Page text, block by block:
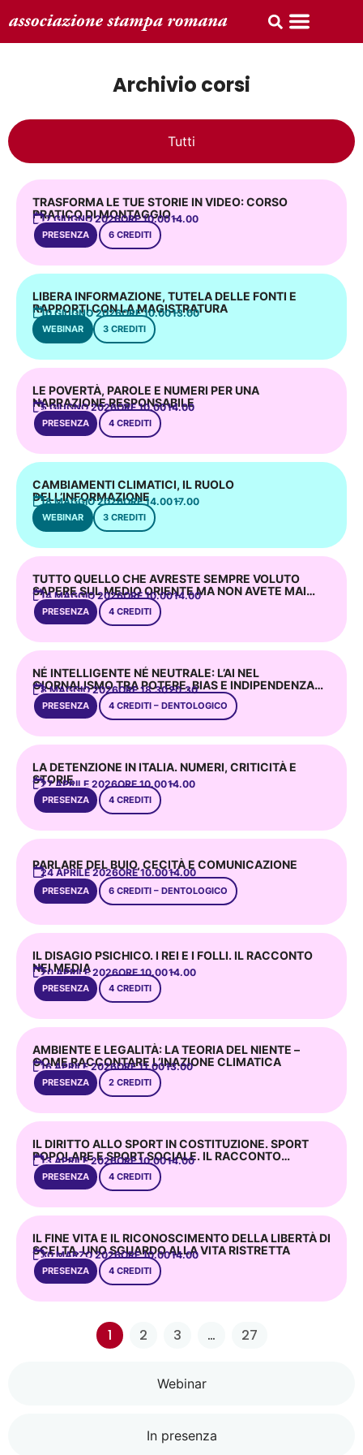
Archivio corsi
Tutti
Webinar
In presenza
TRASFORMA LE TUE STORIE IN VIDEO: CORSO
PRATICO DI MONTAGGIO
17 GIUGNO 2026ORE 10.00 –14.00
PRESENZA 6 CREDITI
LIBERA INFORMAZIONE, TUTELA DELLE FONTI E
RAPPORTI CON LA MAGISTRATURA
10 GIUGNO 2026ORE 10.00 –13.00
WEBINAR 3 CREDITI
LE POVERTÀ, PAROLE E NUMERI PER UNA
NARRAZIONE RESPONSABILE
5 GIUGNO 2026ORE 10.00 –14.00
PRESENZA 4 CREDITI
CAMBIAMENTI CLIMATICI, IL RUOLO
DELL’INFORMAZIONE
18 MAGGIO 2026ORE 14.00 –17.00
WEBINAR 3 CREDITI
TUTTO QUELLO CHE AVRESTE SEMPRE VOLUTO
SAPERE SUL MEDIO ORIENTE MA NON AVETE MAI
OSATO CHIEDERE
14 MAGGIO 2026ORE 10.00 –14.00
PRESENZA 4 CREDITI
NÉ INTELLIGENTE NÉ NEUTRALE: L’AI NEL
GIORNALISMO TRA POTERE, BIAS E INDIPENDENZA
DELL’INFORMAZIONE
8 MAGGIO 2026ORE 18.30 –20.30
PRESENZA 4 CREDITI – DENTOLOGICO
LA DETENZIONE IN ITALIA. NUMERI, CRITICITÀ E
STORIE
27 APRILE 2026ORE 10.00 –14.00
PRESENZA 4 CREDITI
PARLARE DEL BUIO, CECITÀ E COMUNICAZIONE
24 APRILE 2026ORE 10.00 –14.00
PRESENZA 6 CREDITI – DENTOLOGICO
IL DISAGIO PSICHICO. I REI E I FOLLI. IL RACCONTO
NEI MEDIA
20 APRILE 2026ORE 10.00 –14.00
PRESENZA 4 CREDITI
AMBIENTE E LEGALITÀ: LA TEORIA DEL NIENTE –
COME RACCONTARE L’INAZIONE CLIMATICA
16 APRILE 2026ORE 11.00 –13.00
PRESENZA 2 CREDITI
IL DIRITTO ALLO SPORT IN COSTITUZIONE. SPORT
POPOLARE E SPORT SOCIALE. IL RACCONTO
GIORNALISTICO
13 APRILE 2026ORE 10.00 –14.00
PRESENZA 4 CREDITI
IL FINE VITA E IL RICONOSCIMENTO DELLA LIBERTÀ DI
SCELTA. UNO SGUARDO ALLA VITA RISTRETTA
30 MARZO 2026ORE 10.00 –14.00
PRESENZA 4 CREDITI
1 2 3 … 27